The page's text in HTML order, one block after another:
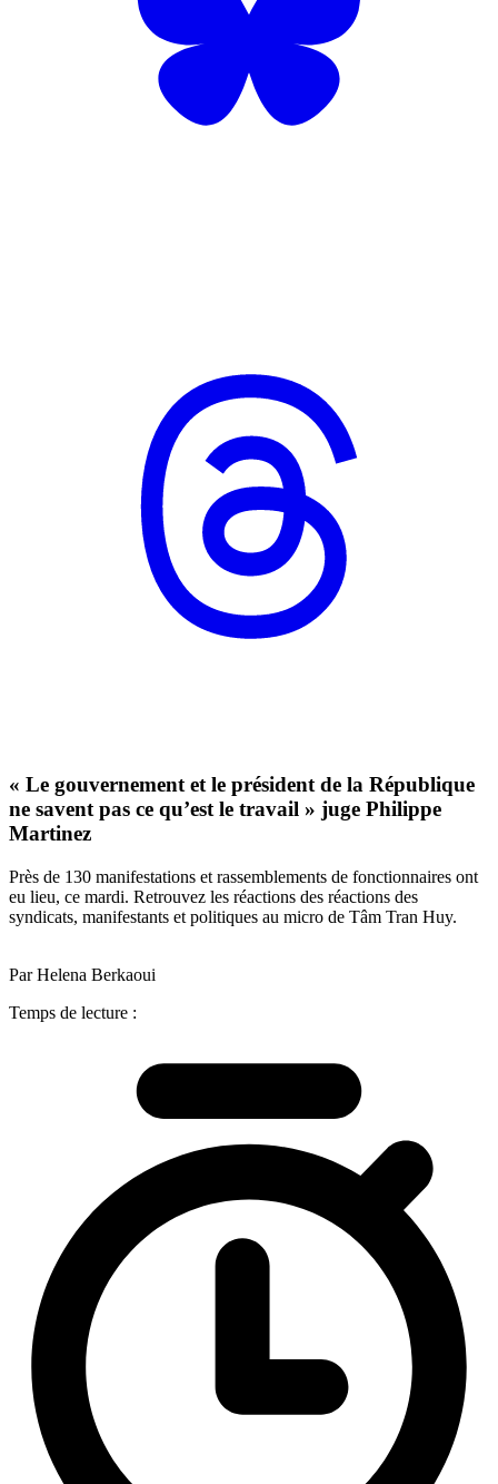
« Le gouvernement et le président de la République
ne savent pas ce qu’est le travail » juge Philippe
Martinez
Près de 130 manifestations et rassemblements de fonctionnaires ont
eu lieu, ce mardi. Retrouvez les réactions des réactions des
syndicats, manifestants et politiques au micro de Tâm Tran Huy.
Par Helena Berkaoui
Temps de lecture :